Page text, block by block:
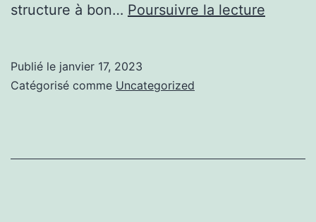
structure à bon… Poursuivre la lecture
Publié le janvier 17, 2023
Catégorisé comme Uncategorized